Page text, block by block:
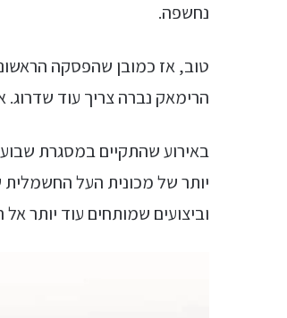
נחשפה.
טוב, אז כמובן שהפסקה
הרימאק נברה צריך עוד
יותר של מכונית העל החשמלית
וביצועים שמותחים עוד יותר